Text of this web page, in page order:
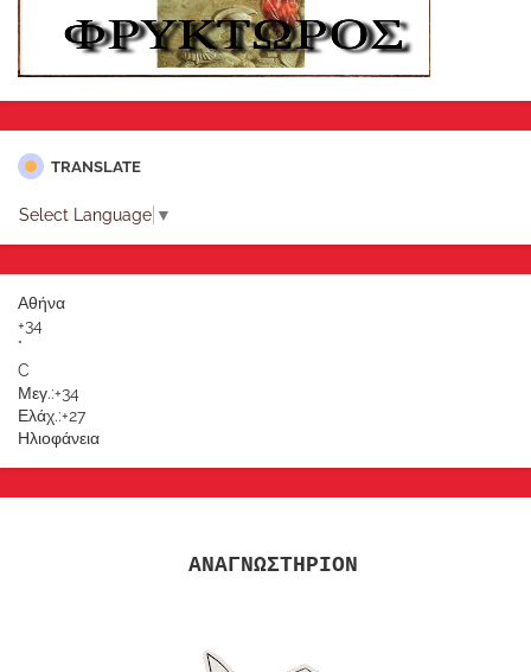
TRANSLATE
Select Language ▼
Αθήνα
+34
°
C
Μεγ.:+34
Ελάχ.:+27
Ηλιοφάνεια
ΑΝΑΓΝΩΣΤΗΡΙΟΝ